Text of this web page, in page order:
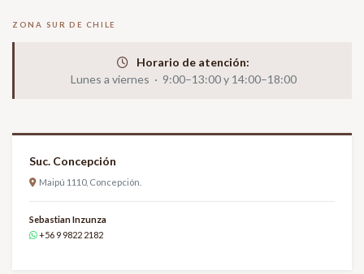
ZONA SUR DE CHILE
Horario de atención:
Lunes a viernes · 9:00–13:00 y 14:00–18:00
Suc. Concepción
Maipú 1110, Concepción.
Sebastian Inzunza
+56 9 9822 2182